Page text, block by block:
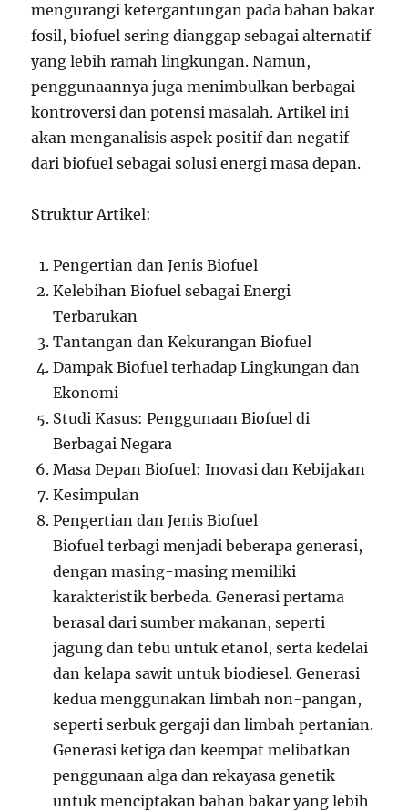
mengurangi ketergantungan pada bahan bakar
fosil, biofuel sering dianggap sebagai alternatif
yang lebih ramah lingkungan. Namun,
penggunaannya juga menimbulkan berbagai
kontroversi dan potensi masalah. Artikel ini
akan menganalisis aspek positif dan negatif
dari biofuel sebagai solusi energi masa depan.
Struktur Artikel:
Pengertian dan Jenis Biofuel
Kelebihan Biofuel sebagai Energi
Terbarukan
Tantangan dan Kekurangan Biofuel
Dampak Biofuel terhadap Lingkungan dan
Ekonomi
Studi Kasus: Penggunaan Biofuel di
Berbagai Negara
Masa Depan Biofuel: Inovasi dan Kebijakan
Kesimpulan
Pengertian dan Jenis Biofuel
Biofuel terbagi menjadi beberapa generasi,
dengan masing-masing memiliki
karakteristik berbeda. Generasi pertama
berasal dari sumber makanan, seperti
jagung dan tebu untuk etanol, serta kedelai
dan kelapa sawit untuk biodiesel. Generasi
kedua menggunakan limbah non-pangan,
seperti serbuk gergaji dan limbah pertanian.
Generasi ketiga dan keempat melibatkan
penggunaan alga dan rekayasa genetik
untuk menciptakan bahan bakar yang lebih